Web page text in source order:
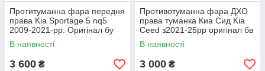
Протитуманна фара передня
права Kia Sportage 5 nq5
2009-2021-рр. Оригінал бу
92202R2000 проклеєна
тріщина скла в непомітному
місці
В наявності
3 600 ₴
Противотуманна фара ДХО
права туманка Киа Сид Kia
Ceed з2021-25рр оригінал бв
92207J7500 ціла
В наявності
3 000 ₴